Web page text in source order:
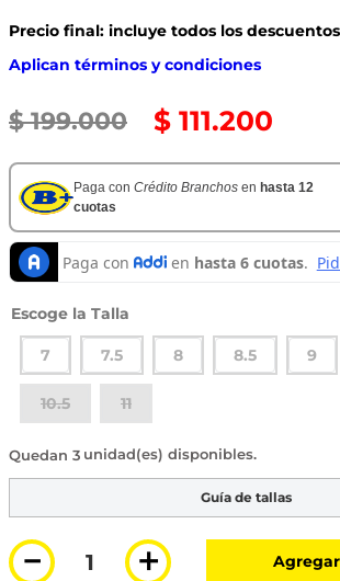
Precio final: incluye todos los
Aplican términos y condiciones
$ 199.000 $ 111.200
Paga con Crédito Branchos en hasta 12
cuotas
Talla
7 7.5 8 8.5 9
10.5 11
3 disponibles
Guía de tallas
＋
－